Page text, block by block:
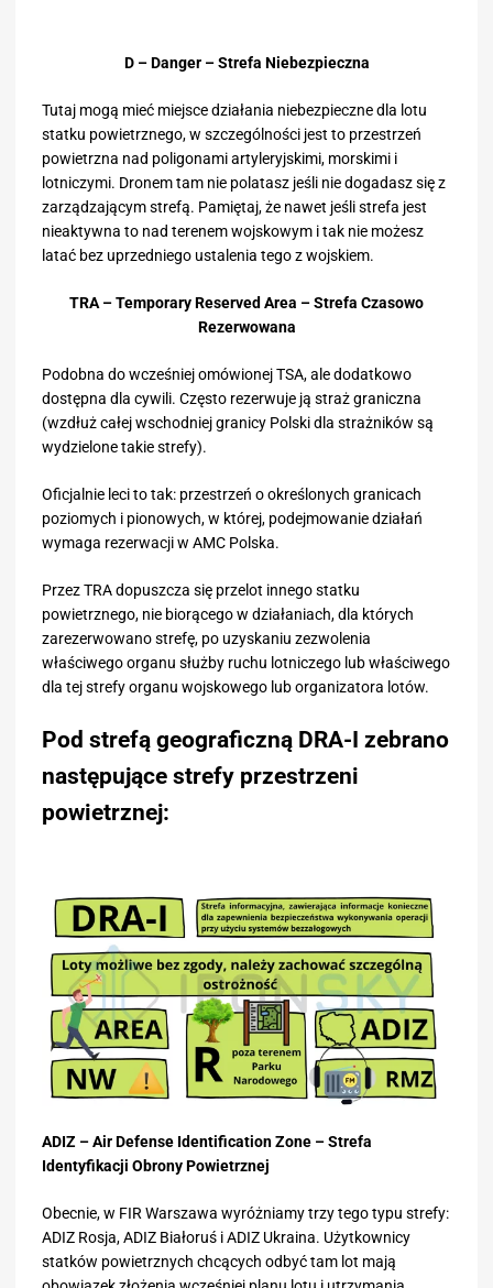
D – Danger – Strefa Niebezpieczna
Tutaj mogą mieć miejsce działania niebezpieczne dla lotu
statku powietrznego, w szczególności jest to przestrzeń
powietrzna nad poligonami artyleryjskimi, morskimi i
lotniczymi. Dronem tam nie polatasz jeśli nie dogadasz się z
zarządzającym strefą. Pamiętaj, że nawet jeśli strefa jest
nieaktywna to nad terenem wojskowym i tak nie możesz
latać bez uprzedniego ustalenia tego z wojskiem.
TRA – Temporary Reserved Area – Strefa Czasowo
Rezerwowana
Podobna do wcześniej omówionej TSA, ale dodatkowo
dostępna dla cywili. Często rezerwuje ją straż graniczna
(wzdłuż całej wschodniej granicy Polski dla strażników są
wydzielone takie strefy).
Oficjalnie leci to tak: przestrzeń o określonych granicach
poziomych i pionowych, w której, podejmowanie działań
wymaga rezerwacji w AMC Polska.
Przez TRA dopuszcza się przelot innego statku
powietrznego, nie biorącego w działaniach, dla których
zarezerwowano strefę, po uzyskaniu zezwolenia
właściwego organu służby ruchu lotniczego lub właściwego
dla tej strefy organu wojskowego lub organizatora lotów.
Pod strefą geograficzną DRA-I zebrano
następujące strefy przestrzeni
powietrznej:
ADIZ – Air Defense Identification Zone – Strefa
Identyfikacji Obrony Powietrznej
Obecnie, w FIR Warszawa wyróżniamy trzy tego typu strefy:
ADIZ Rosja, ADIZ Białoruś i ADIZ Ukraina. Użytkownicy
statków powietrznych chcących odbyć tam lot mają